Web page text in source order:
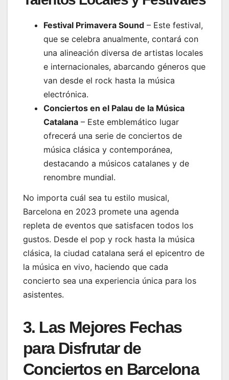
Festival Primavera Sound – Este festival,
que se celebra anualmente, contará con
una alineación diversa de artistas locales
e internacionales, abarcando géneros que
van desde el rock hasta la música
electrónica.
Conciertos en el Palau de la Música
Catalana – Este emblemático lugar
ofrecerá una serie de conciertos de
música clásica y contemporánea,
destacando a músicos catalanes y de
renombre mundial.
No importa cuál sea tu estilo musical,
Barcelona en 2023 promete una agenda
repleta de eventos que satisfacen todos los
gustos. Desde el pop y rock hasta la música
clásica, la ciudad catalana será el epicentro de
la música en vivo, haciendo que cada
concierto sea una experiencia única para los
asistentes.
3. Las Mejores Fechas
para Disfrutar de
Conciertos en Barcelona